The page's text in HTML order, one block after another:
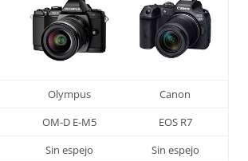
Olympus
Canon
OM-D E-M5
EOS R7
Sin espejo Sin espejo